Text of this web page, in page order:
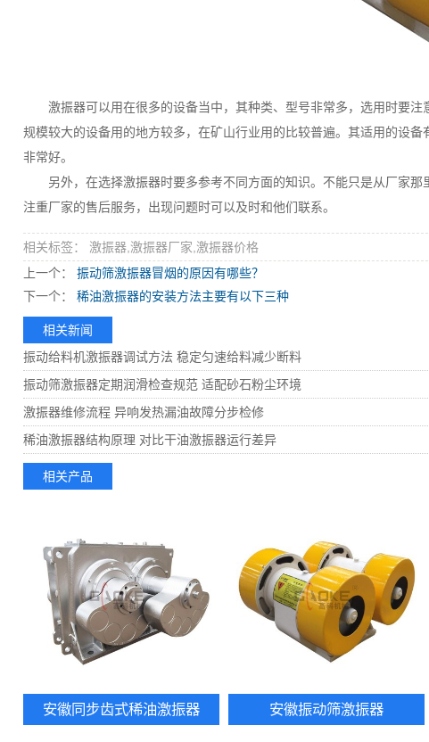
激振器可以用在很多的设备当中，其种类、型号非常多，选用时要注
规模较大的设备用的地方较多，在矿山行业用的比较普遍。其适用的设
非常好。
另外，在选择激振器时要多参考不同方面的知识。不能只是从厂家那
注重厂家的售后服务，出现问题时可以及时和他们联系。
相关标签： 激振器,激振器厂家,激振器价格
上一个：
振动筛激振器冒烟的原因有哪些？
下一个：
稀油激振器的安装方法主要有以下三种
相关新闻
振动给料机激振器调试方法 稳定匀速给料减少断料
振动筛激振器定期润滑检查规范 适配砂石粉尘环境
激振器维修流程 异响发热漏油故障分步检修
稀油激振器结构原理 对比干油激振器运行差异
相关产品
安徽同步齿式稀油激振器 安徽振动筛激振器